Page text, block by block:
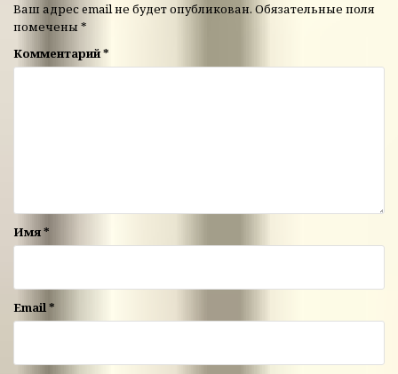
Ваш адрес email не будет опубликован. Обязательные поля
помечены *
Комментарий*
Имя*
Email*